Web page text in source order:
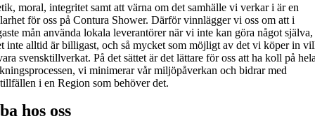
moral, integritet samt att värna om det samhälle vi verkar i är en
för oss på Contura Shower. Därför vinnlägger vi oss om att i
mån använda lokala leverantörer när vi inte kan göra något själva,
inte alltid är billigast, och så mycket som möjligt av det vi köper in
svensktillverkat. På det sättet är det lättare för oss att ha koll på
vi minimerar vår miljöpåverkan och bidrar med
i en Region som behöver det.
hos oss